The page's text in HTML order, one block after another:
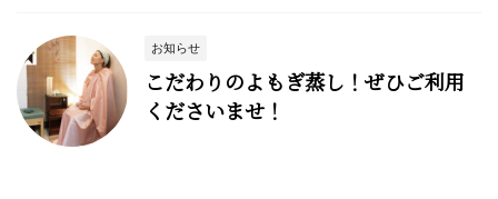
お知らせ
こだわりのよもぎ蒸し！ぜひご利用
くださいませ！